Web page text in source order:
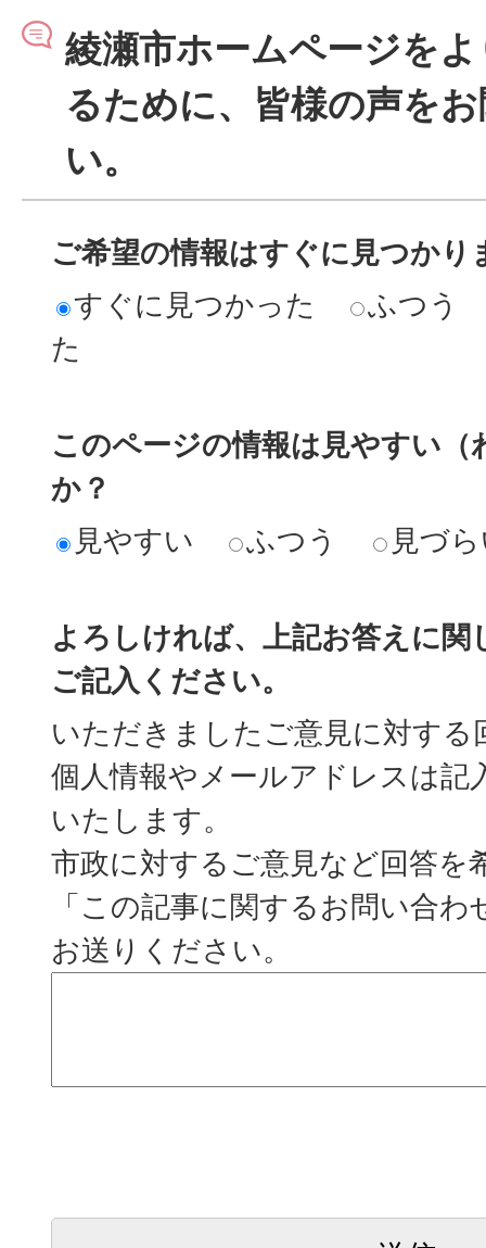
綾瀬市ホームページを
るために、皆様の声を
い。
ご希望の情報はすぐに見つかり
すぐに見つかった
ふつう
た
このページの情報は見やすい
か？
見やすい
ふつう 見づ
よろしければ、上記お答えに関
ご記入ください。
いただきましたご意見に対する
個人情報やメールアドレスは記
いたします。
市政に対するご意見など回答を
「この記事に関するお問い合
お送りください。